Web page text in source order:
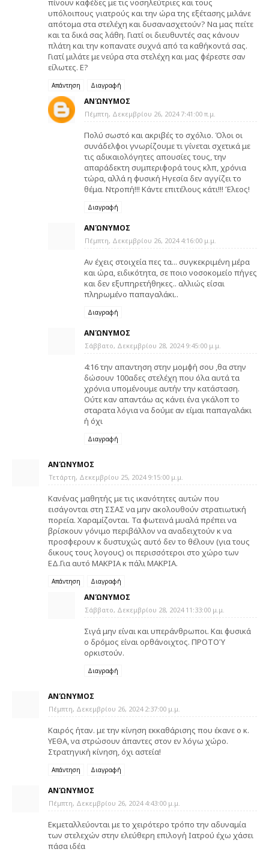
πίνουν καφέδες με τις νοσηλεύτριες και τους
υπόλοιπους γιατρούς και την ώρα της εξέτασης μιλάνε
απότομα στα στελέχη και δυσανασχετούν? Να μας πείτε
και τα δικά σας λάθη. Γιατί οι διευθυντές σας κάνουν
πλάτη και την κοπανατε συχνά από τα καθήκοντά σας.
Γιατί μιλάτε με νεύρα στα στελέχη και μας φέρεστε σαν
είλωτες. Ε?
Απάντηση Διαγραφή
ΑΝΏΝΥΜΟΣ
Πέμπτη, Δεκεμβρίου 26, 2024 7:41:00 π.μ.
Πολύ σωστό και ακριβές το σχόλιο. Όλοι οι
συνάδελφοι γνωρίζουμε τι γίνεται σχετικά με
τις αδικαιολόγητες απουσίες τους, την
απαράδεκτη συμπεριφορά τους κλπ, χρόνια
τώρα, αλλά η φυσική Ηγεσία δεν αγγίζει το
θέμα. Ντροπή!!! Κάντε επιτέλους κάτι!!! Έλεος!
Διαγραφή
ΑΝΏΝΥΜΟΣ
Πέμπτη, Δεκεμβρίου 26, 2024 4:16:00 μ.μ.
Αν έχεις στοιχεία πες τα... συγκεκριμένη μέρα
και ώρα, ειδικότητα, σε ποιο νοσοκομείο πήγες
και δεν εξυπηρετήθηκες.. αλλιώς είσαι
πληρωμένο παπαγαλάκι..
Διαγραφή
ΑΝΏΝΥΜΟΣ
Σάββατο, Δεκεμβρίου 28, 2024 9:45:00 μ.μ.
4:16 την απαντηση στην μομφή σου ,θα στην
δώσουν 100αδες στελέχη που όλα αυτά τα
χρόνια υπομένουμε αυτήν την κατάσταση.
Ούτε καν απαντάω ας κάνει ένα γκάλοπ το
σταρατα λόγια να δούμε αν είμαι παπαγαλάκι
ή όχι
Διαγραφή
ΑΝΏΝΥΜΟΣ
Τετάρτη, Δεκεμβρίου 25, 2024 9:15:00 μ.μ.
Κανένας μαθητής με τις ικανότητες αυτών που
εισάγονται στη ΣΣΑΣ να μην ακολουθούν στρατιωτική
πορεία. Χαραμίζονται. Τα φωτεινά μυαλά πρέπει να
βρίσκουν γόνιμο περιβάλλον να αναδειχτούν κ να
προσφερουν κ δυστυχώς αυτό δεν το θέλουν (για τους
δικους τους λογους) οι περισσότεροι στο χώρο των
ΕΔ.Για αυτό ΜΑΚΡΙΑ κ πάλι ΜΑΚΡΙΑ.
Απάντηση Διαγραφή
ΑΝΏΝΥΜΟΣ
Σάββατο, Δεκεμβρίου 28, 2024 11:33:00 μ.μ.
Σιγά μην είναι και υπεράνθρωποι. Και φυσικά
ο δρόμος είναι ορθάνοιχτος. ΠΡΟΤΟΎ
ορκιστούν.
Διαγραφή
ΑΝΏΝΥΜΟΣ
Πέμπτη, Δεκεμβρίου 26, 2024 2:37:00 μ.μ.
Καιρός ήταν. με την κίνηση εκκαθάρισης που έκανε ο κ.
ΥΕΘΑ, να στρώσουν άπαντες στον εν λόγω χώρο.
Στρατηγική κίνηση, όχι αστεία!
Απάντηση Διαγραφή
ΑΝΏΝΥΜΟΣ
Πέμπτη, Δεκεμβρίου 26, 2024 4:43:00 μ.μ.
Εκμεταλλεύονται με το χειρότερο τρόπο την αδυναμία
των στελεχών στην ελεύθερη επιλογή Ιατρού έχω χάσει
πάσα ιδέα